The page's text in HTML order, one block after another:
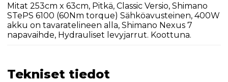
Mitat 253cm x 63cm, Pitkä, Classic Versio, Shimano
STePS 6100 (60Nm torque) Sähköavusteinen, 400W
akku on tavaratelineen alla, Shimano Nexus 7
napavaihde, Hydrauliset levyjarrut. Koottuna.
Tekniset tiedot